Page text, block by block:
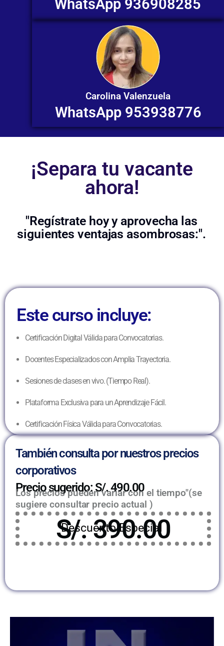
WhatsApp 936908285
Carolina Valenzuela
WhatsApp 953938776
¡Separa tu vacante
ahora!
"Regístrate hoy y aprovecha las
siguientes ventajas asombrosas:".
Este curso incluye:
Certificación Digital Válida para Convocatorias.
Docentes Especializados con Amplia Trayectoria.
Sesiones de clases en vivo. (Tiempo Real).
Plataforma Exclusiva para un Aprendizaje Fácil.
Certificación Física Válida para Convocatorias.
También consulta por nuestros precios
corporativos
Precio sugerido: S/. 490.00
Los precios pueden variar con el tiempo"(se
sugiere consultar precio actual )
Descuento Especial
S/. 390.00